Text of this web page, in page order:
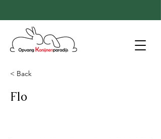
< Back
Flo